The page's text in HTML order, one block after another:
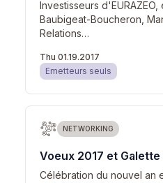
Investisseurs d'EURAZEO,
Baubigeat-Boucheron,
Relations…
Thu 01.19.2017
Emetteurs seuls
NETWORKING
Voeux 2017 et
Célébration du nouvel an